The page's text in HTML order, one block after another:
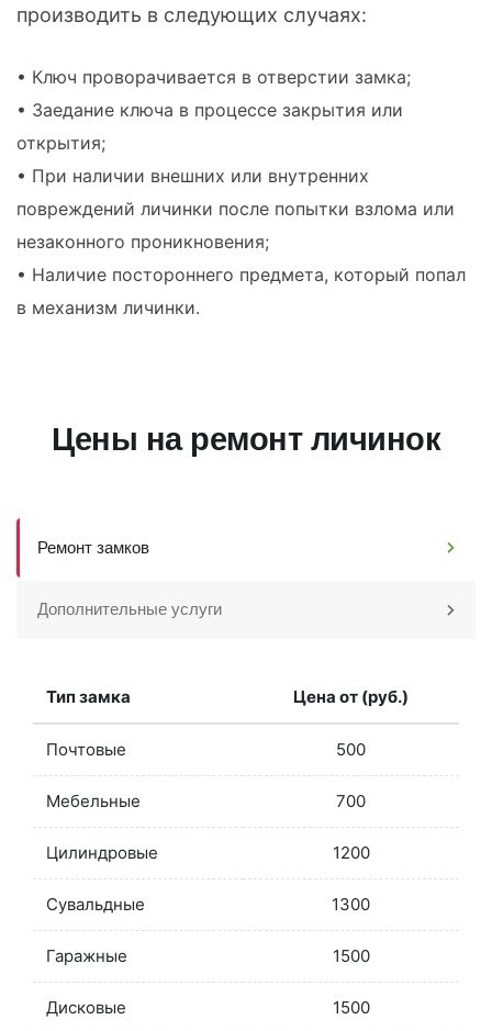
производить в следующих случаях:
• Ключ проворачивается в отверстии замка;
• Заедание ключа в процессе закрытия или
открытия;
• При наличии внешних или внутренних
повреждений личинки после попытки взлома или
незаконного проникновения;
• Наличие постороннего предмета, который попал
в механизм личинки.
Цены на ремонт личинок
Ремонт замков
Дополнительные услуги
Тип замка Цена от (руб.)
Почтовые 500
Мебельные 700
Цилиндровые 1200
Сувальдные 1300
Гаражные 1500
Дисковые 1500